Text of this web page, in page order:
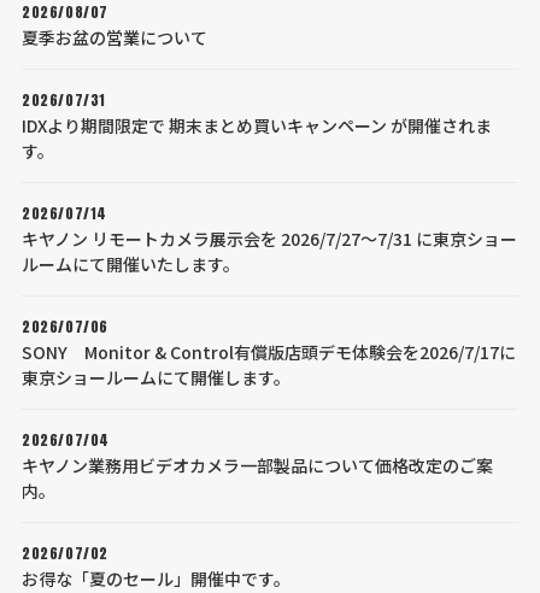
2026/08/07
夏季お盆の営業について
2026/07/31
IDXより期間限定で 期末まとめ買いキャンペーン が開催されま
す。
2026/07/14
キヤノン リモートカメラ展示会を 2026/7/27～7/31 に東京ショー
ルームにて開催いたします。
2026/07/06
SONY Monitor & Control有償版店頭デモ体験会を2026/7/17に
東京ショールームにて開催します。
2026/07/04
キヤノン業務用ビデオカメラ一部製品について価格改定のご案
内。
2026/07/02
お得な「夏のセール」開催中です。